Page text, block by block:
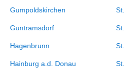
Gumpoldskirchen
Guntramsdorf
Hagenbrunn
Hainburg a.d. Donau
St.
St.
St.